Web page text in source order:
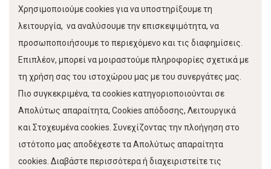
ΚΕΠ ΥΓΕΙΑΣ - Πρωτόκολλα Προληπτικών
Εξετάσεων
Προσυμπτωματικός Έλεγχος Καρκίνου Τραχήλου
της Μήτρας
Καρκίνος του Μαστού
Προσυμπτωματικός Έλεγχος Κατάθλιψης
Χρησιμοποιούμε cookies για να υποστηρίξουμε τη
λειτουργία, να αναλύσουμε την επισκεψιμότητα, να
προσωποποιήσουμε το περιεχόμενο και τις διαφημίσεις.
Επιπλέον, μπορεί να μοιραστούμε πληροφορίες σχετικά με
τη χρήση σας του ιστοχώρου μας με του συνεργάτες μας.
Πιο συγκεκριμένα, τα cookies κατηγοριοποιούνται σε
Απολύτως απαραίτητα, Cookies απόδοσης, Λειτουργικά
και Στοχευμένα cookies. Συνεχίζοντας την πλοήγηση στο
ιστότοπο μας αποδέχεστε τα Απολύτως απαραίτητα
cookies. Διαβάστε περισσότερα ή διαχειριστείτε τις